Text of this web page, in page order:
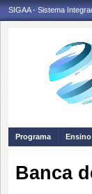
SIGAA - Sistema
Programa Ensino
Banca